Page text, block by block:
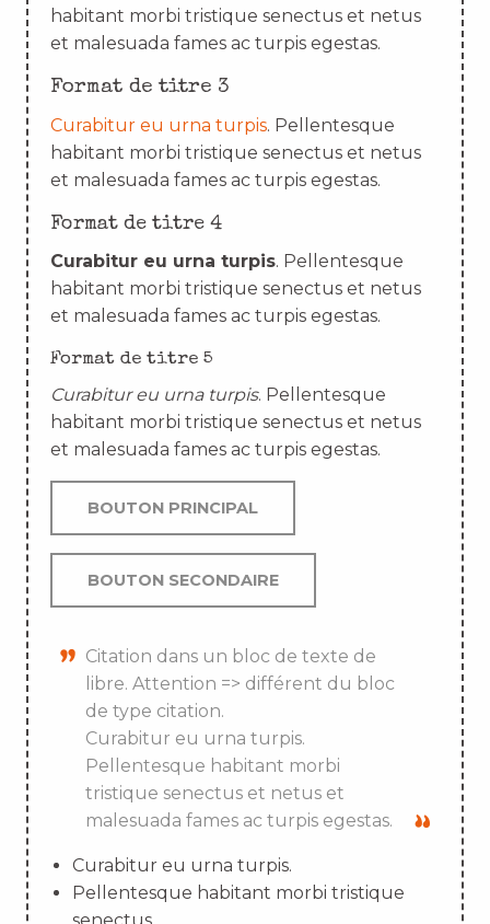
habitant morbi tristique senectus et netus
et malesuada fames ac turpis egestas.
Format de titre 3
Curabitur eu urna turpis. Pellentesque
habitant morbi tristique senectus et netus
et malesuada fames ac turpis egestas.
Format de titre 4
Curabitur eu urna turpis. Pellentesque
habitant morbi tristique senectus et netus
et malesuada fames ac turpis egestas.
Format de titre 5
Curabitur eu urna turpis. Pellentesque
habitant morbi tristique senectus et netus
et malesuada fames ac turpis egestas.
BOUTON PRINCIPAL
BOUTON SECONDAIRE
Citation dans un bloc de texte de
libre. Attention => différent du bloc
de type citation.
Curabitur eu urna turpis.
Pellentesque habitant morbi
tristique senectus et netus et
malesuada fames ac turpis egestas.
Curabitur eu urna turpis.
Pellentesque habitant morbi tristique